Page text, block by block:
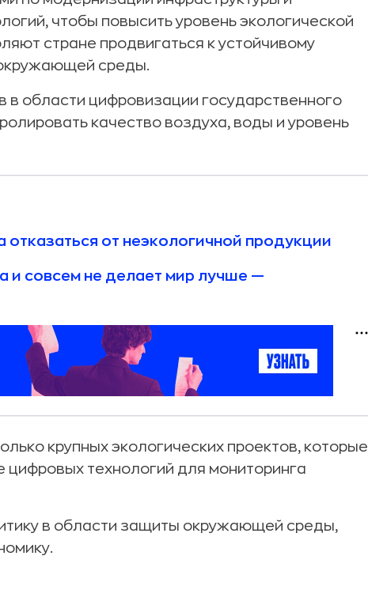
чтобы повысить уровень экологической
стране продвигаться к устойчивому
среды.
в области цифровизации государственного
качество воздуха, воды и уровень
отказаться от неэкологичной продукции
и совсем не делает мир лучше —
крупных экологических проектов, которые
технологий для мониторинга
в области защиты окружающей среды,